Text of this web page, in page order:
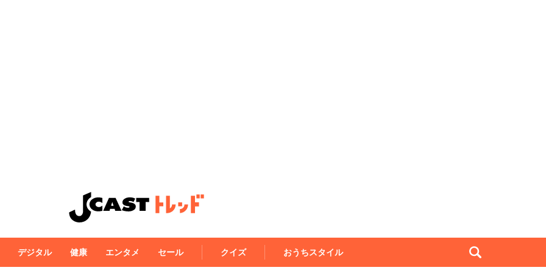
デジタル 健康 エンタメ セール クイズ おうちスタイル